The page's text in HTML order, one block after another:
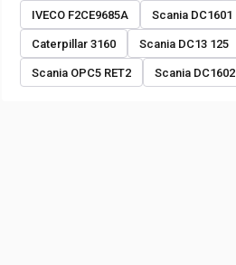
IVECO F2CE9685A Scania DC1601
Caterpillar 3160 Scania DC13 125
Scania OPC5 RET2 Scania DC1602